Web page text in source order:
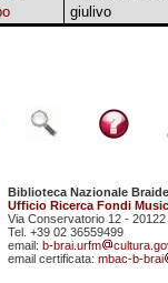
giulivo
Biblioteca Nazionale
Ufficio Ricerca Fondi
Via Conservatorio 12 - 20122
Tel. +39 02 36559499
email: b-brai.urfm
email certificata: mbac-b-brai